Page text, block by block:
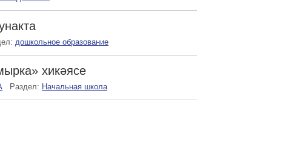
дошкольное образование
хикәясе
Раздел: Начальная школа